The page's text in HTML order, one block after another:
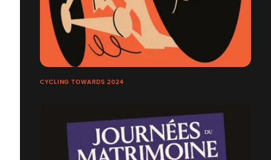
CYCLING TOWARDS 2024